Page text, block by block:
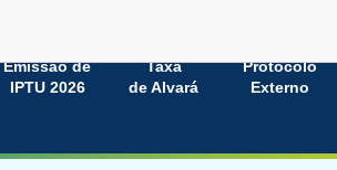
Emissão de
IPTU 2026
Taxa
de Alvará
Protocolo
Externo